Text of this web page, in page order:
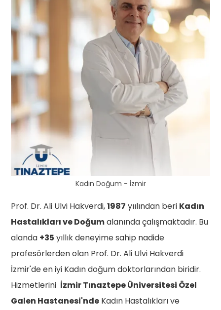
Kadın Doğum - İzmir
Prof. Dr. Ali Ulvi Hakverdi,1987 yıılından beri Kadın
Hastalıkları ve Doğumalanında çalışmaktadır. Bu
alanda +35 yıllık deneyime sahip nadide
profesörlerden olan Prof. Dr. Ali Ulvi Hakverdi
İzmir'de en iyi Kadın doğum doktorlarından biridir.
Hizmetlerini İzmir Tınaztepe Üniversitesi Özel
Galen Hastanesi'nde Kadın Hastalıkları ve